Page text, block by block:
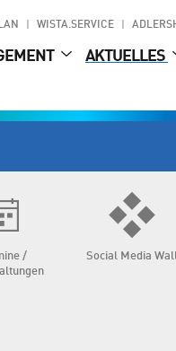
WISTA.SERVICE
AKTUELLES
/
Social Media